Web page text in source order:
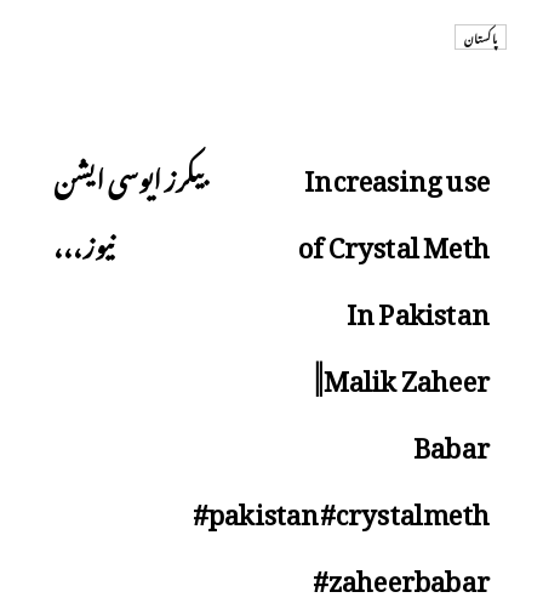
پاکستان
Increasing use
of Crystal Meth
In Pakistan
||Malik Zaheer
Babar
#pakistan#crystalmeth
#zaheerbabar
بیکرز ایوسی ایشن
نیوز،،،